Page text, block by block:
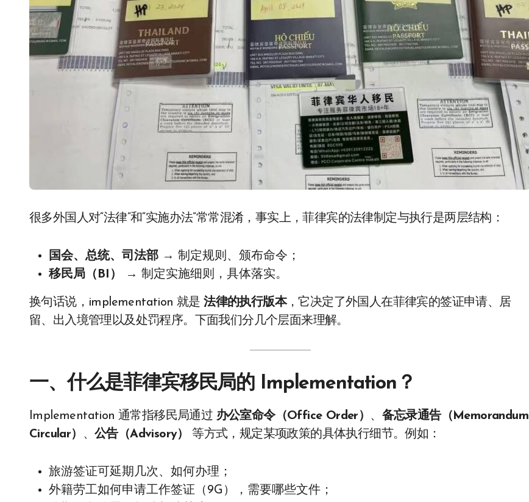
很多外国人对“法律”和“实施办法”常常混淆，事实上，菲律宾的法律制定与执行是两层结构：
国会、总统、司法部 → 制定规则、颁布命令；
移民局（BI）
→ 制定实施细则，具体落实。
换句话说，implementation 就是法律的执行版本，它决定了外国人在菲律宾的签证申请、居
留、出入境管理以及处罚程序。下面我们分几个层面来理解。
一、什么是菲律宾移民局的 Implementation？
Implementation 通常指移民局通过 办公室命令（Office Order） 、 备忘录通告（Memorandum
Circular）
、公告（Advisory） 等方式，规定某项政策的具体执行细节。例如：
旅游签证可延期几次、如何办理；
外籍劳工如何申请工作签证（9G），需要哪些文件；